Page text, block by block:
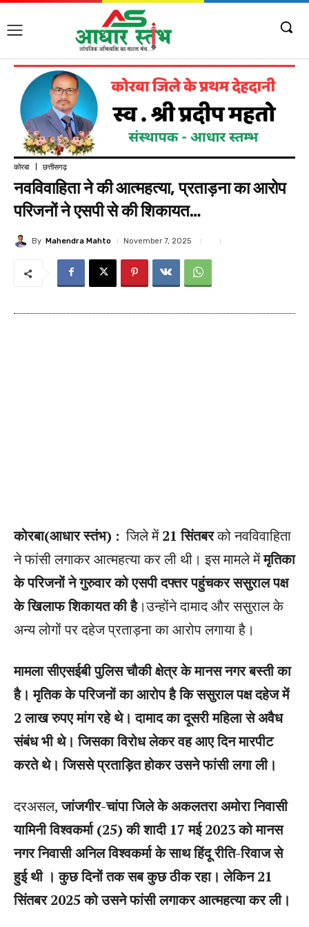
कोरबा छत्तीसगढ़
नवविवाहिता ने की आत्महत्या, प्रताड़ना का आरोप
परिजनों ने एसपी से की शिकायत…
By Mahendra Mahto November 7, 2025
कोरबा(आधार स्तंभ) : जिले में21 सिंतबरको नवविवाहिता
ने फांसी लगाकर आत्महत्या कर ली थी। इस मामले मेंमृतिका
के परिजनों ने गुरुवार को एसपी दफ्तर पहुंचकर ससुराल पक्ष
के खिलाफ शिकायत की है।उन्होंने दामाद और ससुराल के
अन्य लोगों पर दहेज प्रताड़ना का आरोप लगाया है।
मामला सीएसईबी पुलिस चौकी क्षेत्र के मानस नगर बस्ती का
है। मृतिक के परिजनों का आरोप है कि ससुराल पक्ष दहेज में
2 लाख रुपए मांग रहे थे। दामाद का दूसरी महिला से अवैध
संबंध भी थे। जिसका विरोध लेकर वह आए दिन मारपीट
करते थे। जिससे प्रताड़ित होकर उसने फांसी लगा ली।
दरअसल,जांजगीर-चांपा जिले के अकलतरा अमोरा निवासी
यामिनी विश्वकर्मा (25) की शादी 17 मई 2023 को मानस
नगर निवासी अनिल विश्वकर्मा के साथ हिंदू रीति-रिवाज से
हुई थी । कुछ दिनों तक सब कुछ ठीक रहा। लेकिन 21
सिंतबर 2025 को उसने फांसी लगाकर आत्महत्या कर ली।